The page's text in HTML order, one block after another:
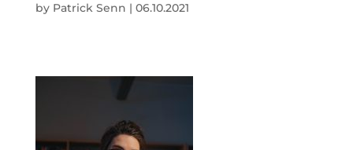
by Patrick Senn | 06.10.2021